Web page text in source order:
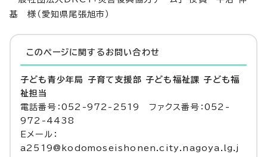
基 様（愛知県尾張旭市）
このページに関する お問い合わせ
子ども青少年局 子育て支援部 子ども福祉課 子ども福
祉担当
電話番号：052-972-2519 ファクス番号：052-
972-4438
Eメール：
a2519@kodomoseishonen.city.nagoya.lg.j